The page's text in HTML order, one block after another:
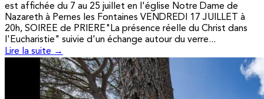
est affichée du 7 au 25 juillet en l'église Notre Dame de
Nazareth à Pernes les Fontaines VENDREDI 17 JUILLET à
20h, SOIREE de PRIERE"La présence réelle du Christ dans
l'Eucharistie" suivie d'un échange autour du verre...
Lire la suite →